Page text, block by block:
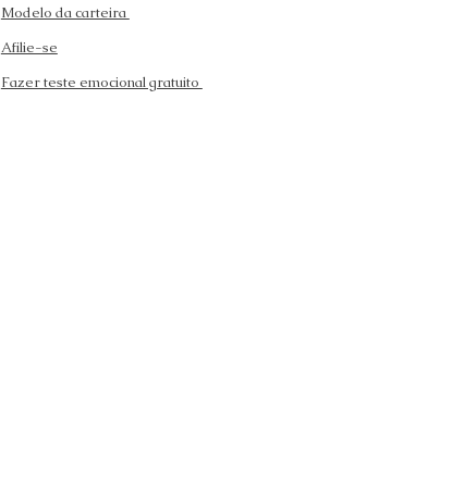
Modelo da carteira
Afilie-se
Fazer teste emocional gratuito